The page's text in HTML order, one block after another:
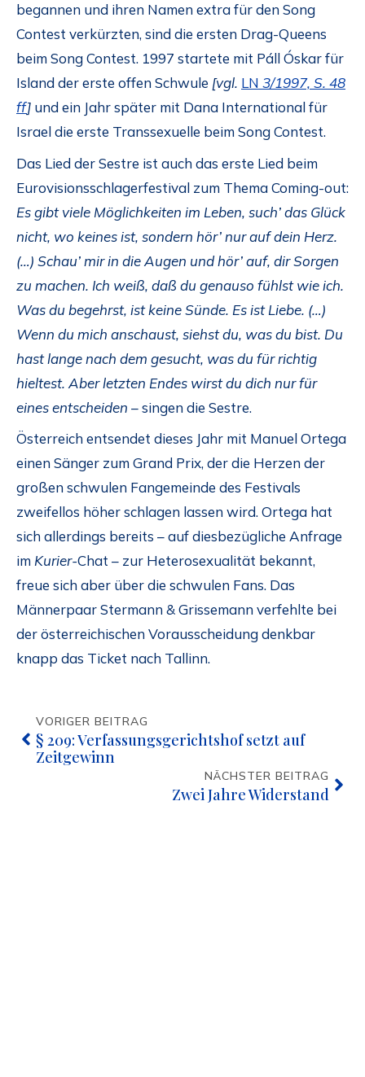
begannen und ihren Namen extra für den Song
Contest verkürzten, sind die ersten Drag-Queens
beim Song Contest. 1997 startete mit Páll Óskar für
Island der erste offen Schwule [vgl. LN 3/1997, S. 48
ff] und ein Jahr später mit Dana International für
Israel die erste Transsexuelle beim Song Contest.
Das Lied der Sestre ist auch das erste Lied beim
Eurovisionsschlagerfestival zum Thema Coming-out:
Es gibt viele Möglichkeiten im Leben, such’ das Glück
nicht, wo keines ist, sondern hör’ nur auf dein Herz.
(…) Schau’ mir in die Augen und hör’ auf, dir Sorgen
zu machen. Ich weiß, daß du genauso fühlst wie ich.
Was du begehrst, ist keine Sünde. Es ist Liebe. (…)
Wenn du mich anschaust, siehst du, was du bist. Du
hast lange nach dem gesucht, was du für richtig
hieltest. Aber letzten Endes wirst du dich nur für
eines entscheiden –singen die Sestre.
Österreich entsendet dieses Jahr mit Manuel Ortega
einen Sänger zum Grand Prix, der die Herzen der
großen schwulen Fangemeinde des Festivals
zweifellos höher schlagen lassen wird. Ortega hat
sich allerdings bereits – auf diesbezügliche Anfrage
imKurier-Chat – zur Heterosexualität bekannt,
freue sich aber über die schwulen Fans. Das
Männerpaar Stermann & Grissemann verfehlte bei
der österreichischen Vorausscheidung denkbar
knapp das Ticket nach Tallinn.
VORIGER BEITRAG
§ 209: Verfassungsgerichtshof setzt auf
Zeitgewinn
NÄCHSTER BEITRAG
Zwei Jahre Widerstand